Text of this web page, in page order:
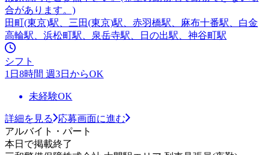
合があります。)
田町(東京)駅、三田(東京)駅、赤羽橋駅、麻布十番駅、白金
高輪駅、浜松町駅、泉岳寺駅、日の出駅、神谷町駅
シフト
1日8時間 週3日からOK
未経験OK
詳細を見る
応募画面に進む
アルバイト・パート
本日で掲載終了